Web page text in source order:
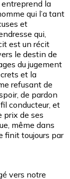
entreprend la
qui l’a tant
et
qui,
est un récit
le destin de
du jugement
et la
refusant de
de pardon
conducteur, et
prix de ses
même dans
finit toujours par
vers notre